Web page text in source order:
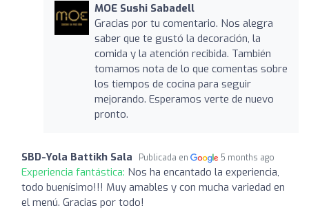
MOE Sushi Sabadell
Gracias por tu comentario. Nos alegra
saber que te gustó la decoración, la
comida y la atención recibida. También
tomamos nota de lo que comentas sobre
los tiempos de cocina para seguir
mejorando. Esperamos verte de nuevo
pronto.
SBD-Yola Battikh Sala Publicada en 5 months ago
Experiencia fantástica: Nos ha encantado la experiencia,
todo buenísimo!!! Muy amables y con mucha variedad en
el menú. Gracias por todo!